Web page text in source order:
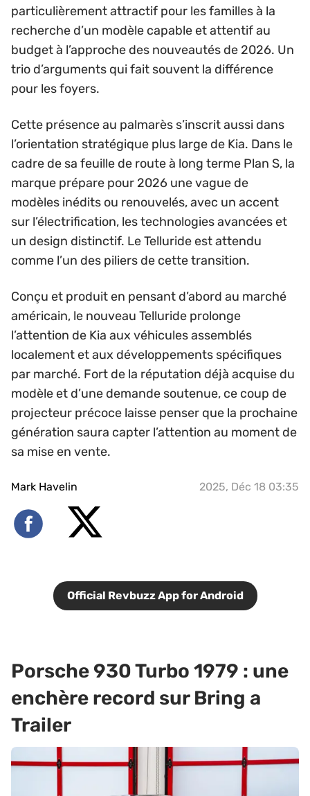
particulièrement attractif pour les familles à la
recherche d’un modèle capable et attentif au
budget à l’approche des nouveautés de 2026. Un
trio d’arguments qui fait souvent la différence
pour les foyers.
Cette présence au palmarès s’inscrit aussi dans
l’orientation stratégique plus large de Kia. Dans le
cadre de sa feuille de route à long terme Plan S, la
marque prépare pour 2026 une vague de
modèles inédits ou renouvelés, avec un accent
sur l’électrification, les technologies avancées et
un design distinctif. Le Telluride est attendu
comme l’un des piliers de cette transition.
Conçu et produit en pensant d’abord au marché
américain, le nouveau Telluride prolonge
l’attention de Kia aux véhicules assemblés
localement et aux développements spécifiques
par marché. Fort de la réputation déjà acquise du
modèle et d’une demande soutenue, ce coup de
projecteur précoce laisse penser que la prochaine
génération saura capter l’attention au moment de
sa mise en vente.
Mark Havelin 2025, Déc 18 03:35
Official Revbuzz App for Android
Porsche 930 Turbo 1979 : une
enchère record sur Bring a
Trailer